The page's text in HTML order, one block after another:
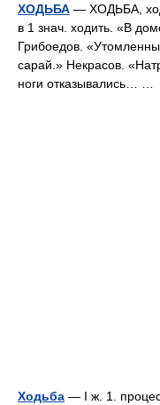
ХОДЬБА — ХОДЬБА,
в 1 знач. ходить. «В
Грибоедов.
сарай.» Некрасов.
ноги отказывались… …
Ходьба — I ж. 1.